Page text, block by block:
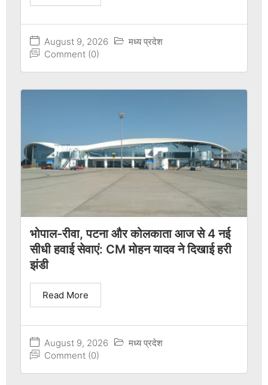
August 9, 2026
मध्य प्रदेश
Comment (0)
भोपाल-रीवा, पटना और कोलकाता आज से 4 नई
सीधी हवाई सेवाएं: CM मोहन यादव ने दिखाई हरी
झंडी
August 9, 2026
मध्य प्रदेश
Comment (0)
Read More